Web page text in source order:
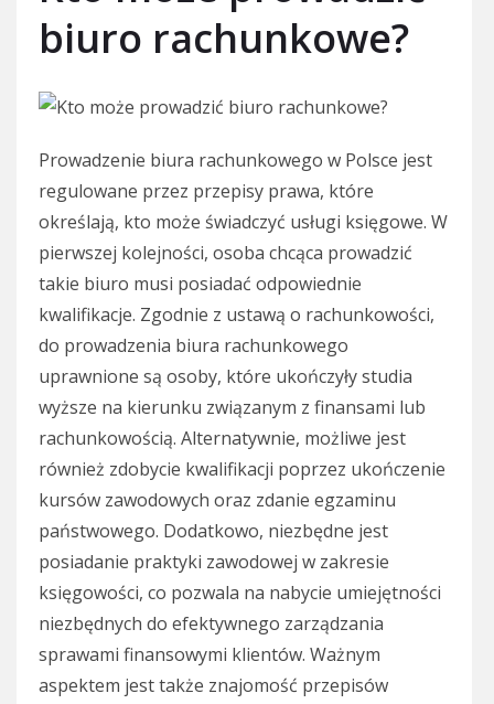
biuro rachunkowe?
Prowadzenie biura rachunkowego w Polsce jest
regulowane przez przepisy prawa, które
określają, kto może świadczyć usługi księgowe. W
pierwszej kolejności, osoba chcąca prowadzić
takie biuro musi posiadać odpowiednie
kwalifikacje. Zgodnie z ustawą o rachunkowości,
do prowadzenia biura rachunkowego
uprawnione są osoby, które ukończyły studia
wyższe na kierunku związanym z finansami lub
rachunkowością. Alternatywnie, możliwe jest
również zdobycie kwalifikacji poprzez ukończenie
kursów zawodowych oraz zdanie egzaminu
państwowego. Dodatkowo, niezbędne jest
posiadanie praktyki zawodowej w zakresie
księgowości, co pozwala na nabycie umiejętności
niezbędnych do efektywnego zarządzania
sprawami finansowymi klientów. Ważnym
aspektem jest także znajomość przepisów